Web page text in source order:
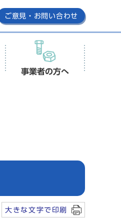
ご意見・お問い合わせ
事業者の方へ
大きな文字で印刷